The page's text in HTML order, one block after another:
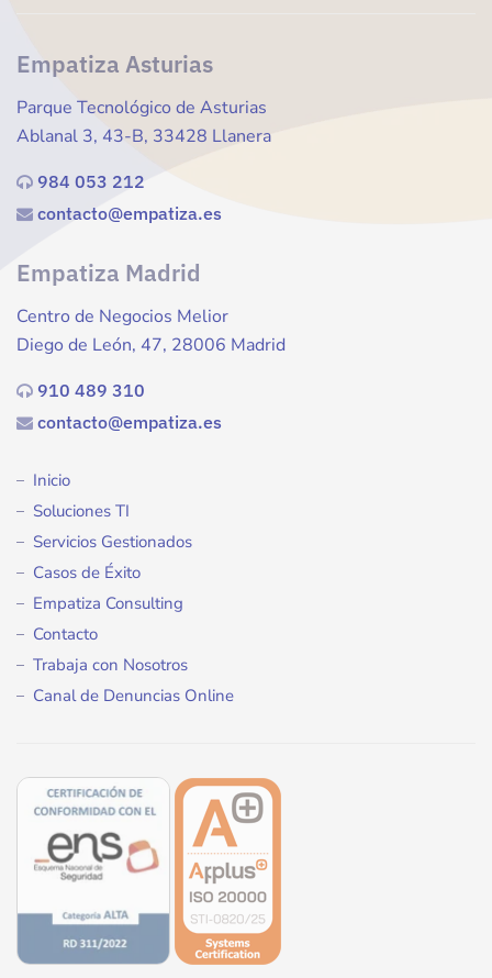
Empatiza Asturias
Parque Tecnológico de Asturias
Ablanal 3, 43-B, 33428 Llanera
984 053 212
contacto@empatiza.es
Empatiza Madrid
Centro de Negocios Melior
Diego de León, 47, 28006 Madrid
910 489 310
contacto@empatiza.es
Inicio
Soluciones TI
Servicios Gestionados
Casos de Éxito
Empatiza Consulting
Contacto
Trabaja con Nosotros
Canal de Denuncias Online